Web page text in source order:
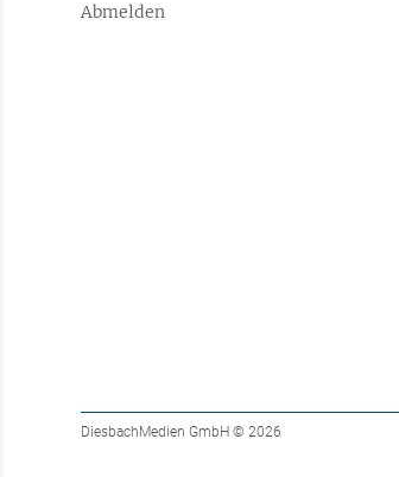
Abmelden
DiesbachMedien GmbH © 2026